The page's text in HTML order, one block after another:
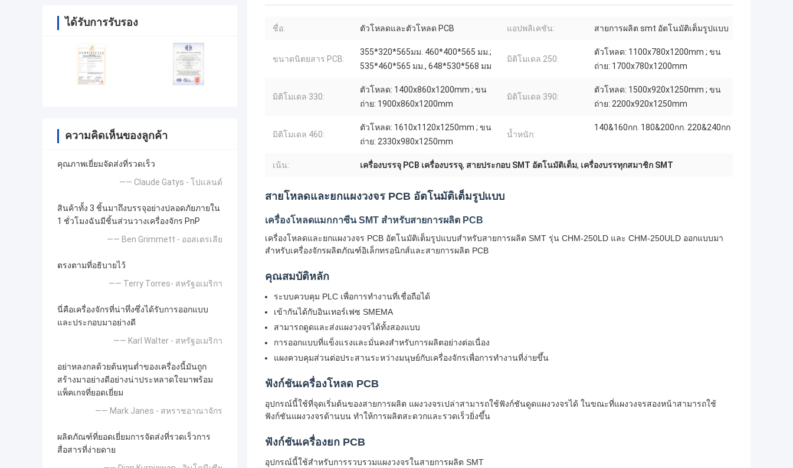
ได้รับการรับรอง
ความคิดเห็นของลูกค้า
คุณภาพเยี่ยมจัดส่งที่รวดเร็ว
—— Claude Gatys - โปแลนด์
สินค้าทั้ง 3 ชิ้นมาถึงบรรจุอย่างปลอดภัยภายใน
1 ชั่วโมงฉันมีชิ้นส่วนวางเครื่องจักร PnP
—— Ben Grimmett - ออสเตรเลีย
ตรงตามที่อธิบายไว้
—— Terry Torres- สหรัฐอเมริกา
นี่คือเครื่องจักรที่น่าทึ่งซึ่งได้รับการออกแบบ
และประกอบมาอย่างดี
—— Karl Walter - สหรัฐอเมริกา
อย่าหลงกลด้วยต้นทุนต่ำของเครื่องนี้มันถูก
สร้างมาอย่างดีอย่างน่าประหลาดใจมาพร้อม
แพ็คเกจที่ยอดเยี่ยม
—— Mark Janes - สหราชอาณาจักร
ผลิตภัณฑ์ที่ยอดเยี่ยมการจัดส่งที่รวดเร็วการ
สื่อสารที่ง่ายดาย
ชื่อ: ตัวโหลดและตัวโหลด PCB แอปพลิเคชัน: สายการผลิต smt อัตโนมัติเต็มรูปแบบ
ขนาดนิตยสาร PCB:
355*320*565มม. 460*400*565 มม.;
535*460*565 มม., 648*530*568 มม
มิติโมเดล 250:
ตัวโหลด: 1100x780x1200mm ; ขน
ถ่าย: 1700x780x1200mm
มิติโมเดล 330:
ตัวโหลด: 1400x860x1200mm ; ขน
ถ่าย: 1900x860x1200mm
มิติโมเดล 390:
ตัวโหลด: 1500x920x1250mm ; ขน
ถ่าย: 2200x920x1250mm
มิติโมเดล 460:
ตัวโหลด: 1610x1120x1250mm ; ขน
ถ่าย: 2330x980x1250mm
น้ำหนัก:
140&160กก. 180&200กก. 220&240กก
เน้น: เครื่องบรรจุ PCB เครื่องบรรจุ, สายประกอบ SMT อัตโนมัติเต็ม, เครื่องบรรทุกสมาชิก SMT
สายโหลดและยกแผงวงจร PCB อัตโนมัติเต็มรูปแบบ
เครื่องโหลดแมกกาซีน SMT สำหรับสายการผลิต PCB
เครื่องโหลดและยกแผงวงจร PCB อัตโนมัติเต็มรูปแบบสำหรับสายการผลิต SMT รุ่น CHM-250LD และ CHM-250ULD ออกแบบมา
สำหรับเครื่องจักรผลิตภัณฑ์อิเล็กทรอนิกส์และสายการผลิต PCB
คุณสมบัติหลัก
ระบบควบคุม PLC เพื่อการทำงานที่เชื่อถือได้
เข้ากันได้กับอินเทอร์เฟซ SMEMA
สามารถดูดและส่งแผงวงจรได้ทั้งสองแบบ
การออกแบบที่แข็งแรงและมั่นคงสำหรับการผลิตอย่างต่อเนื่อง
แผงควบคุมส่วนต่อประสานระหว่างมนุษย์กับเครื่องจักรเพื่อการทำงานที่ง่ายขึ้น
ฟังก์ชันเครื่องโหลด PCB
อุปกรณ์นี้ใช้ที่จุดเริ่มต้นของสายการผลิต แผงวงจรเปล่าสามารถใช้ฟังก์ชันดูดแผงวงจรได้ ในขณะที่แผงวงจรสองหน้าสามารถใช้
ฟังก์ชันแผงวงจรด้านบน ทำให้การผลิตสะดวกและรวดเร็วยิ่งขึ้น
ฟังก์ชันเครื่องยก PCB
อุปกรณ์นี้ใช้สำหรับการรวบรวมแผงวงจรในสายการผลิต SMT